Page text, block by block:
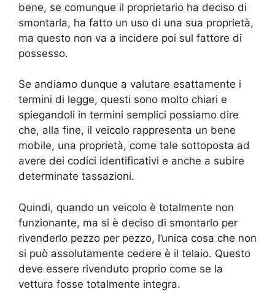
bene, se comunque il proprietario ha deciso di
smontarla, ha fatto un uso di una sua proprietà,
ma questo non va a incidere poi sul fattore di
possesso.
Se andiamo dunque a valutare esattamente i
termini di legge, questi sono molto chiari e
spiegandoli in termini semplici possiamo dire
che, alla fine, il veicolo rappresenta un bene
mobile, una proprietà, come tale sottoposta ad
avere dei codici identificativi e anche a subire
determinate tassazioni.
Quindi, quando un veicolo è totalmente non
funzionante, ma si è deciso di smontarlo per
rivenderlo pezzo per pezzo, l’unica cosa che non
si può assolutamente cedere è il telaio. Questo
deve essere rivenduto proprio come se la
vettura fosse totalmente integra.